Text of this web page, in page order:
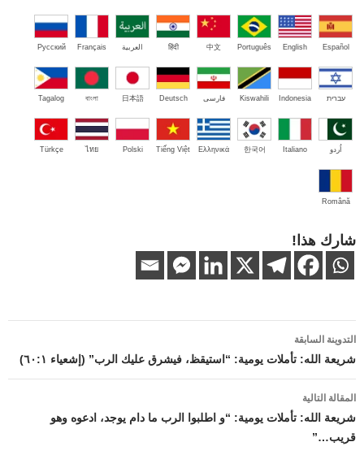
Español
English
Português
中文
हिंदी العربية Français
Русский
עברית Indonesia
Kiswahili فارسی Deutsch
日本語
বাংলা
Tagalog
اُردو Italiano
한국어
Ελληνικά
Tiếng Việt
Polski
ไทย
Türkçe
Română
شارك هذا!
تصفّح
المقالات
التدوينة السابقة
شريعة الله: تأملات يومية: “استيقظ، فيشرق عليك الرب” (إشعياء ٦٠:١)
المقالة التالية
شريعة الله: تأملات يومية: “و اطلبوا الرب ما دام يوجد، ادعوه وهو
قريب…”